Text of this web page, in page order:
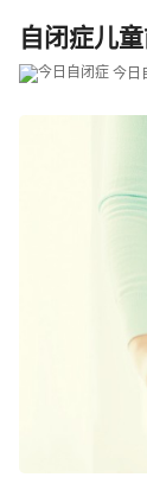
自闭症儿
今日